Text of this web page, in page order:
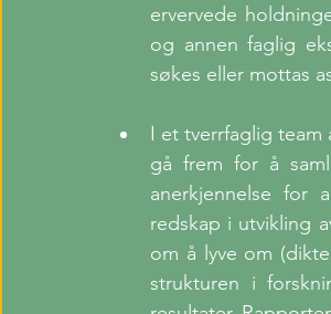
ervervede
og annen faglig
søkes eller mottas
I et tverrfaglig team
gå frem for å
anerkjennelse for
redskap i utvikling
om å lyve om
strukturen i